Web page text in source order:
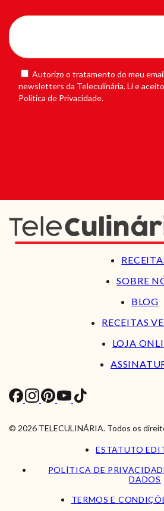
Autorizo o tratamento do meu
newsletters da Teleculinária. Li e
Política de Privacidade.
SOBRE
BLOG
RECEITAS
LOJA
© 2026 TELECULINÁRIA. Todos os
ESTATUTO
POLÍTICA DE
DADOS
TERMOS E